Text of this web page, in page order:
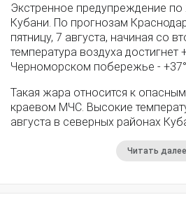
Экстренное предупреждение
Кубани. По прогнозам
пятницу, 7 августа, начиная со
температура воздуха достигнет
Черноморском побережье -
Такая жара относится к
краевом МЧС. Высокие
августа в северных районах
Читать далее